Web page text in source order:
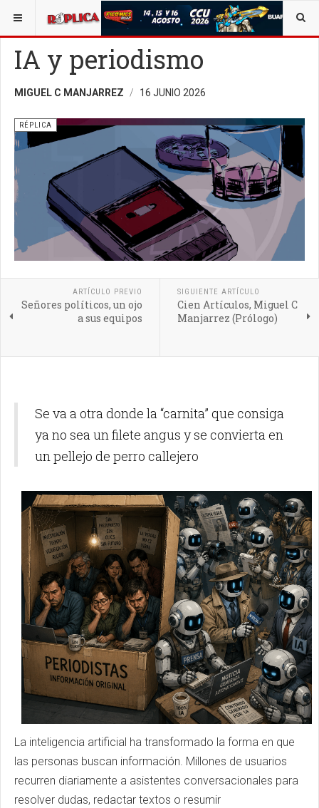
ESTÁ AQUÍ: BUSCAR UN ARTÍCULO EN POLÍTICA OPINIÓN
IA y periodismo
MIGUEL C MANJARREZ 16 JUNIO 2026
RÉPLICA
ARTÍCULO PREVIO
Señores políticos, un ojo
a sus equipos
SIGUIENTE ARTÍCULO
Cien Artículos, Miguel C
Manjarrez (Prólogo)
Se va a otra donde la “carnita” que consiga
ya no sea un filete angus y se convierta en
un pellejo de perro callejero
La inteligencia artificial ha transformado la forma en que
las personas buscan información. Millones de usuarios
recurren diariamente a asistentes conversacionales para
resolver dudas, redactar textos o resumir